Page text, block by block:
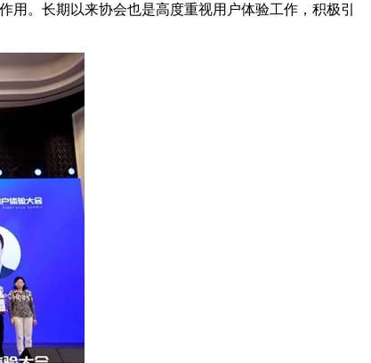
。长期以来协会也是高度重视用户体验工作，积极引